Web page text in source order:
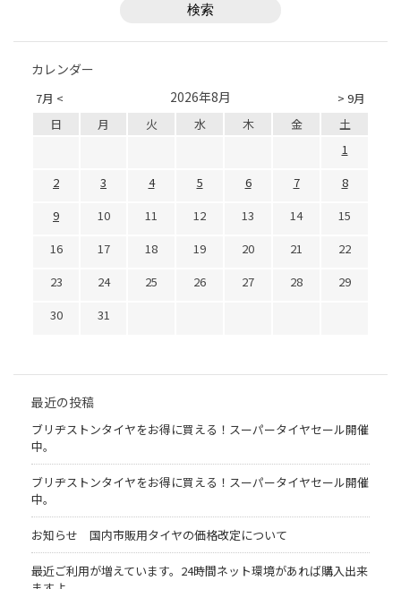
カレンダー
7月 < > 9月
2026年8月
日 月 火 水 木 金
土
1
2
3 4 5 6 7
8
9
10 11 12 13 14
15
16
17 18 19 20 21
22
23
24 25 26 27 28
29
30
31
最近の投稿
ブリヂストンタイヤをお得に買える！スーパータイヤセール開催
中。
ブリヂストンタイヤをお得に買える！スーパータイヤセール開催
中。
お知らせ 国内市販用タイヤの価格改定について
最近ご利用が増えています。24時間ネット環境があれば購入出来